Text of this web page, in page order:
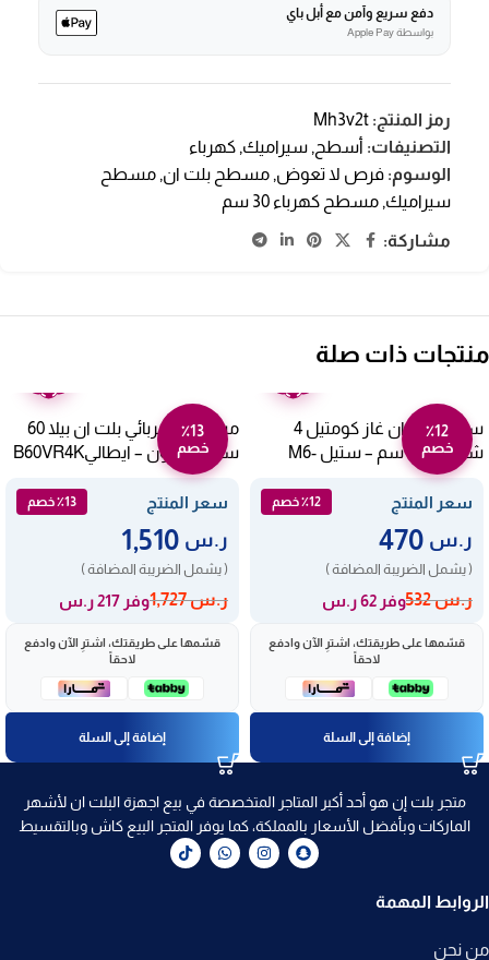
دفع سريع وآمن مع أبل باي
بواسطة Apple Pay
رمز المنتج: Mh3v2t
التصنيفات: أسطح , سيراميك, كهرباء
الوسوم: فرص لا تعوض, مسطح بلت ان, مسطح
سيراميك, مسطح كهرباء 30 سم
مشاركة:
منتجات ذات صلة
٪12
خصم
سطح بلت ان غاز كومتيل 4
شعلات 60 سم – ستيل M6-
40BF/S
سعر المنتج
٪12 خصم
ر.س
( يشمل الضريبة المضافة )
ر.س532 وفر 62 ر.س
قسّمها على طريقتك، اشترِ الآن وادفع
لاحقاً
إضافة إلى السلة
٪13
خصم
مسطح كهربائي بلت ان بيلا 60
سم – 4 عيون – ايطاليB60VR4K
سعر المنتج ٪13 خصم
ر.س
( يشمل الضريبة المضافة )
ر.س1,727 وفر 217 ر.س
قسّمها على طريقتك، اشترِ الآن وادفع
لاحقاً
إضافة إلى السلة
متجر بلت إن هو أحد أكبر المتاجر المتخصصة في بيع اجهزة البلت ان لأشهر
الماركات وبأفضل الأسعار بالمملكة، كما يوفر المتجر البيع كاش وبالتقسيط
الروابط المهمة
من نحن